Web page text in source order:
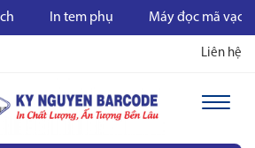
In tem phụ Máy đọc mã vạch
Liên hệ